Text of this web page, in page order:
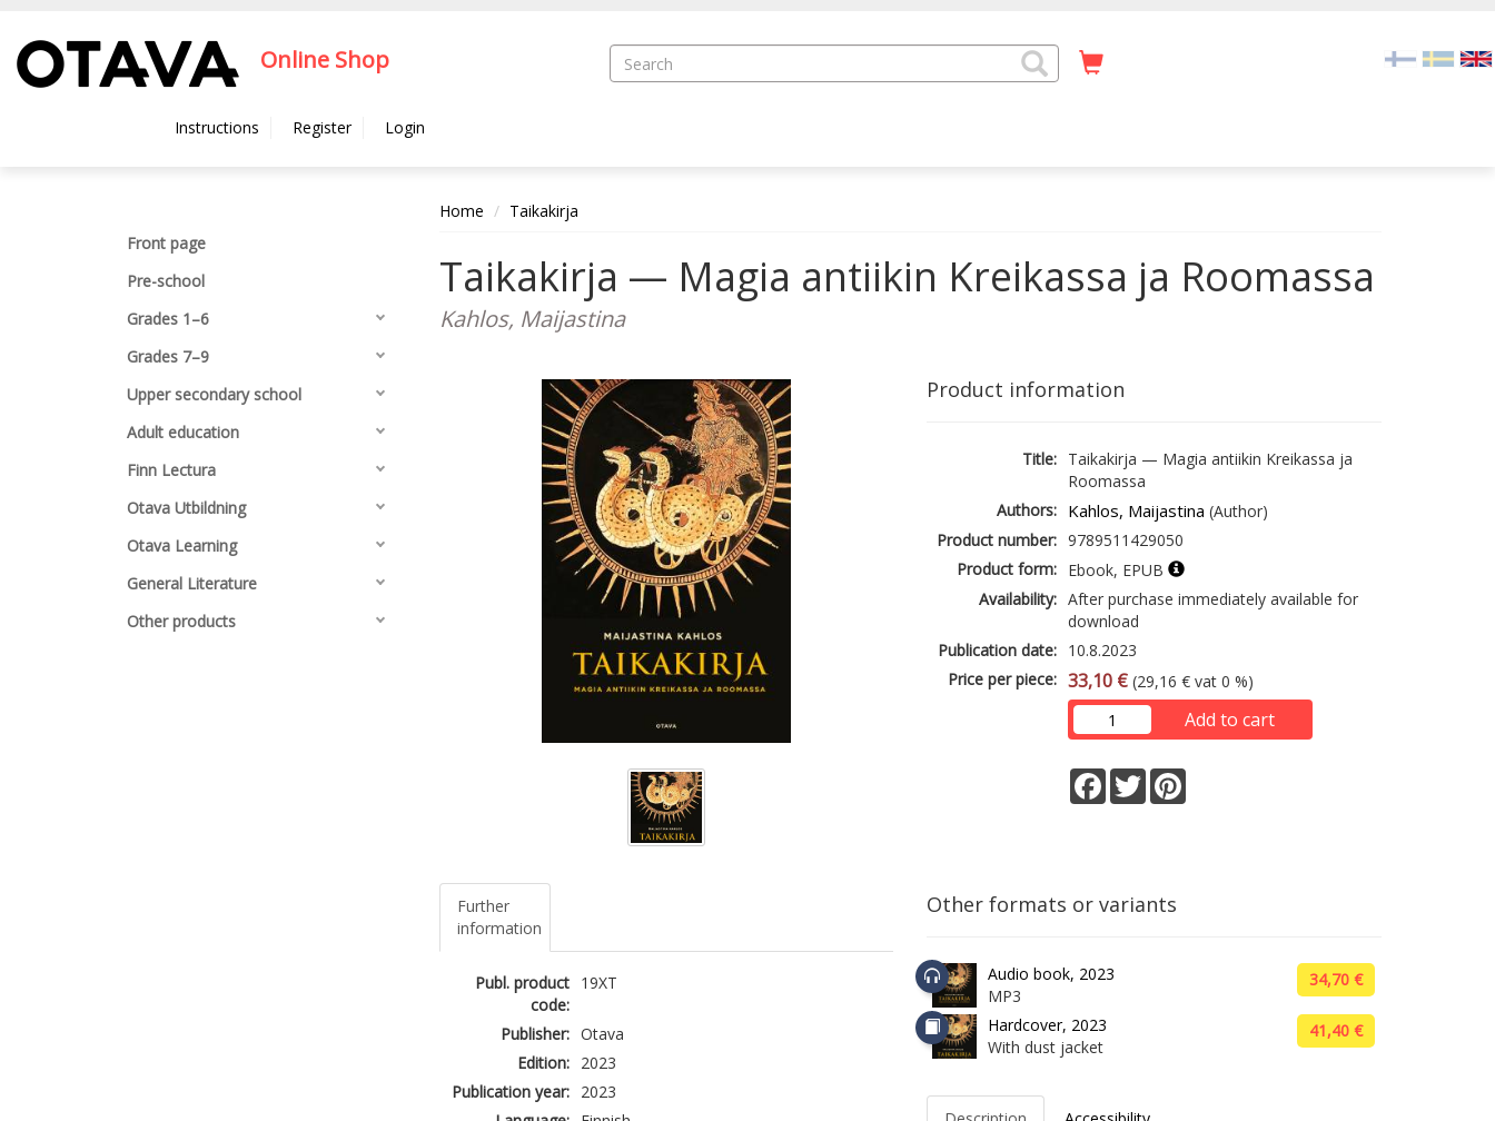
Online Shop
Instructions Register Login
Front page
Pre-school
Grades 1–6
Grades 7–9
Upper secondary school
Adult education
Finn Lectura
Otava Utbildning
Otava Learning
General Literature
Other products
Home Taikakirja
Taikakirja — Magia antiikin Kreikassa ja Roomassa
Kahlos, Maijastina
Product information
Title: Taikakirja — Magia antiikin Kreikassa ja
Roomassa
Authors: Kahlos, Maijastina (Author)
Product number: 9789511429050
Product form: Ebook, EPUB
Availability: After purchase immediately available for
download
Publication date: 10.8.2023
Price per piece: 33,10 € (29,16 € vat 0 %)
Add to cart
Facebook
Twitter
Further
information
Publ. product
code:
19XT
Publisher: Otava
Edition:
2023
Publication year:
2023
Other formats or variants
Audio book, 2023
MP3
34,70 €
Hardcover, 2023
With dust jacket
41,40 €